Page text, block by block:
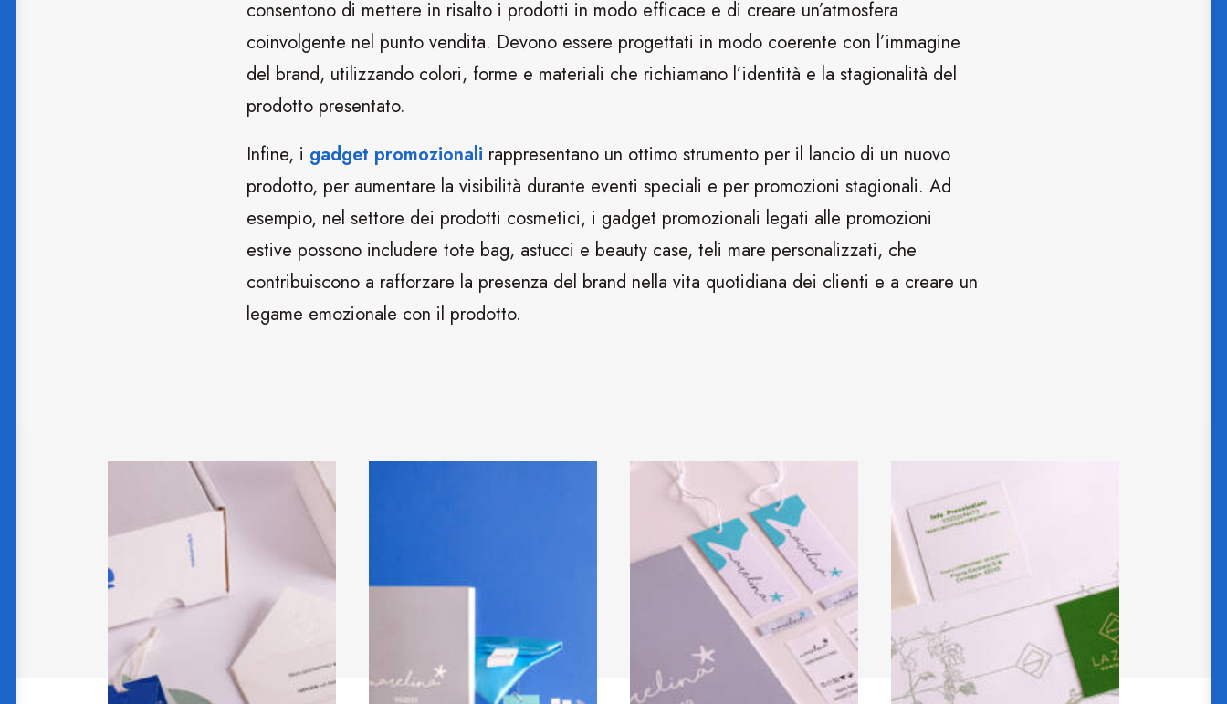
consentono di mettere in risalto i prodotti in modo efficace e di creare un’atmosfera
coinvolgente nel punto vendita. Devono essere progettati in modo coerente con l’immagine
del brand, utilizzando colori, forme e materiali che richiamano l’identità e la stagionalità del
prodotto presentato.
Infine, i gadget promozionali rappresentano un ottimo strumento per il lancio di un nuovo
prodotto, per aumentare la visibilità durante eventi speciali e per promozioni stagionali. Ad
esempio, nel settore dei prodotti cosmetici, i gadget promozionali legati alle promozioni
estive possono includere tote bag, astucci e beauty case, teli mare personalizzati, che
contribuiscono a rafforzare la presenza del brand nella vita quotidiana dei clienti e a creare un
legame emozionale con il prodotto.